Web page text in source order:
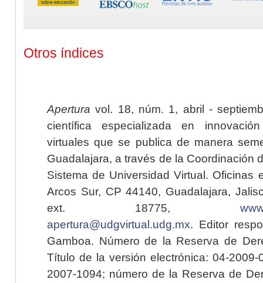
Otros índices
Apertura vol. 18, núm. 1, abril -
científica especializada en
virtuales que se publica de manera
Guadalajara, a través de la Coordinación
Sistema de Universidad Virtual. Oficinas
Arcos Sur, CP 44140, Guadalajara,
ext. 18775,
apertura@udgvirtual.udg.mx. Editor
Gamboa. Número de la Reserva de
Título de la versión electrónica: 04-2009-
2007-1094; número de la Reserva de